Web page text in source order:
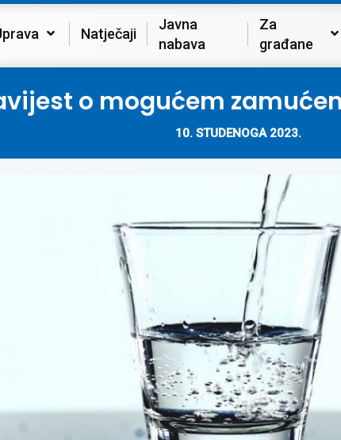
Natječaji
Javna
nabava
Za
građane
o mogućem
10. STUDENOGA 2023.